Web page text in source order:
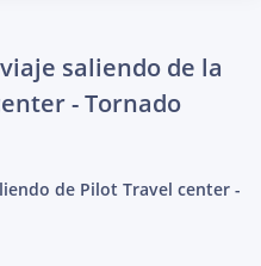
saliendo de la
- Tornado
de Pilot Travel center -